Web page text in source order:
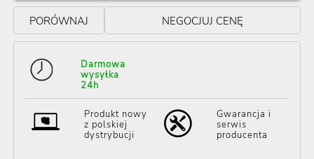
PORÓWNAJ NEGOCJUJ CENĘ
Darmowa
wysyłka
24h
Produkt nowy
z polskiej
dystrybucji
Gwarancja i
serwis
producenta